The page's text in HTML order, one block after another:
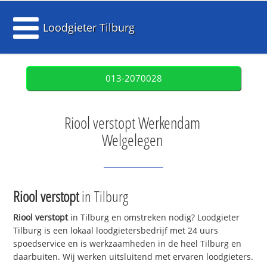
Loodgieter Tilburg
013-2070028
Riool verstopt Werkendam
Welgelegen
Riool verstoptin Tilburg
Riool verstoptin Tilburg en omstreken nodig? Loodgieter
Tilburg is een lokaal loodgietersbedrijf met 24 uurs
spoedservice en is werkzaamheden in de heel Tilburg en
daarbuiten. Wij werken uitsluitend met ervaren loodgieters.